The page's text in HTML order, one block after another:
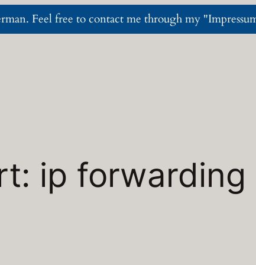
Feel free to contact me through my
ip forwarding